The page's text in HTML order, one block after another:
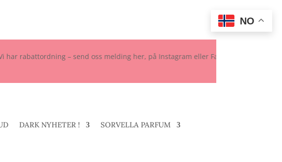
– send oss melding her, på Instagram eller Facebook. ✈️ Vi tar ferie
DARK NYHETER ! SORVELLA PARFUM
NO